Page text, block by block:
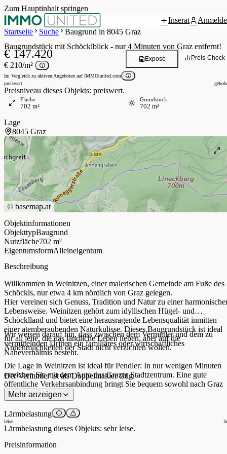
Zum Hauptinhalt springen
Inserat
Startseite
Suche Baugrund in 8045 Graz
Baugrundstück mit Schöcklblick - nur 4 Minuten von Graz entfernt!
€ 147.420
€ 210/m²
Im Vergleich zu aktiven Angeboten auf IMMOunited.com
preiswert
Preisniveau dieses Objekts: preiswert.
Preis-Check
Exposé
Fläche
702 m²
Grundstück
702 m²
Lage
8045 Graz
© basemap.at
Objektinformationen
ObjekttypBaugrund
Nutzfläche702 m²
EigentumsformAlleineigentum
Beschreibung
Willkommen in Weinitzen, einer malerischen Gemeinde am Fuße des
Schöckls, nur etwa 4 km nördlich von Graz gelegen.
Hier vereinen sich Genuss, Tradition und Natur zu einer
Lebensweise. Weinitzen gehört zum idyllischen Hügel- und
Schöcklland und bietet eine herausragende Lebensqualität inmitten
einer atemberaubenden Naturkulisse. Dieses Baugrundstück ist ideal
für all jene, die das ländliche Leben lieben, aber auf die
Annehmlichkeiten der Stadt nicht verzichten wollen.
Die Lage in Weinitzen ist ideal für Pendler: In nur wenigen Minuten
erreichen Sie mit dem Auto das Grazer Stadtzentrum. Eine gute
öffentliche Verkehrsanbindung bringt Sie bequem sowohl nach Graz
als auch in Richtung Weiz. Die Landesstraße von Graz nach St.
Radegund führt direkt durch das Naherholungsgebiet des Schöckls,
das sich in unmittelbarer Nähe befindet. Der Grazer Hauptbahnhof ist
etwa 10 km entfernt, und auch die Pyhrn Autobahn A9
(Anschlussstelle Gratkorn) liegt in nur 10 km Entfernung. Für
erreichen.
Wir weisen darauf hin, dass zwischen dem Vermittler und dem zu
vermittelnden Dritten ein familiäres oder wirtschaftliches
Naheverhältnis besteht.
Der Vermittler ist als Doppelmakler tätig.
Mehr anzeigen
Lärmbelastung
leise
Lärmbelastung dieses Objekts: sehr leise.
Preisinformation